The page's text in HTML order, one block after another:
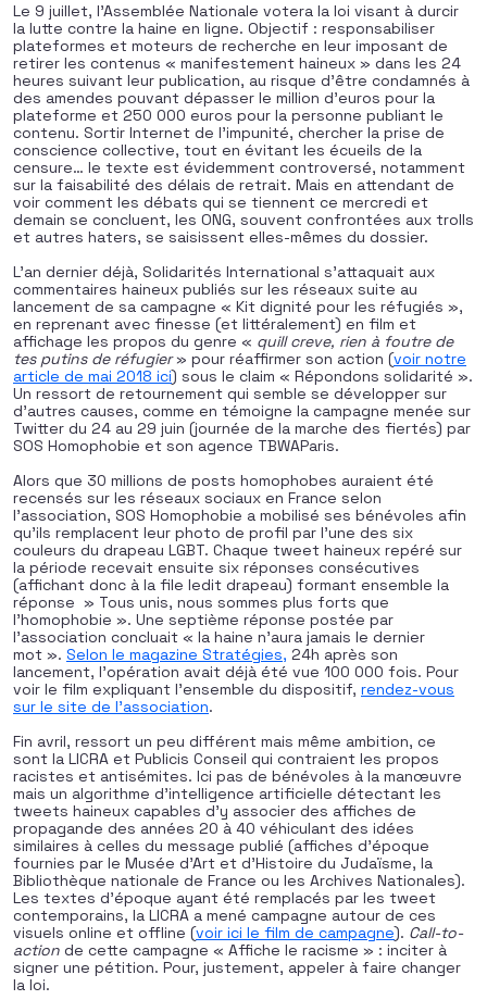
Le 9 juillet, l’Assemblée Nationale votera la loi visant à durcir
la lutte contre la haine en ligne. Objectif : responsabiliser
plateformes et moteurs de recherche en leur imposant de
retirer les contenus « manifestement haineux » dans les 24
heures suivant leur publication, au risque d’être condamnés à
des amendes pouvant dépasser le million d’euros pour la
plateforme et 250 000 euros pour la personne publiant le
contenu. Sortir Internet de l’impunité, chercher la prise de
conscience collective, tout en évitant les écueils de la
censure… le texte est évidemment controversé, notamment
sur la faisabilité des délais de retrait. Mais en attendant de
voir comment les débats qui se tiennent ce mercredi et
demain se concluent, les ONG, souvent confrontées aux trolls
et autres haters, se saisissent elles-mêmes du dossier.
L’an dernier déjà, Solidarités International s’attaquait aux
commentaires haineux publiés sur les réseaux suite au
lancement de sa campagne « Kit dignité pour les réfugiés »,
en reprenant avec finesse (et littéralement) en film et
affichage les propos du genre « quill creve, rien à foutre de
tes putins de réfugier» pour réaffirmer son action (voir notre
article de mai 2018 ici) sous le claim « Répondons solidarité ».
Un ressort de retournement qui semble se développer sur
d’autres causes, comme en témoigne la campagne menée sur
Twitter du 24 au 29 juin (journée de la marche des fiertés) par
SOS Homophobie et son agence TBWAParis.
Alors que 30 millions de posts homophobes auraient été
recensés sur les réseaux sociaux en France selon
l’association, SOS Homophobie a mobilisé ses bénévoles afin
qu’ils remplacent leur photo de profil par l’une des six
couleurs du drapeau LGBT. Chaque tweet haineux repéré sur
la période recevait ensuite six réponses consécutives
(affichant donc à la file ledit drapeau) formant ensemble la
réponse » Tous unis, nous sommes plus forts que
l’homophobie ». Une septième réponse postée par
l’association concluait « la haine n’aura jamais le dernier
mot ». Selon le magazine Stratégies, 24h après son
lancement, l’opération avait déjà été vue 100 000 fois. Pour
voir le film expliquant l’ensemble du dispositif, rendez-vous
sur le site de l’association.
Fin avril, ressort un peu différent mais même ambition, ce
sont la LICRA et Publicis Conseil qui contraient les propos
racistes et antisémites. Ici pas de bénévoles à la manœuvre
mais un algorithme d’intelligence artificielle détectant les
tweets haineux capables d’y associer des affiches de
propagande des années 20 à 40 véhiculant des idées
similaires à celles du message publié (affiches d’époque
fournies par le Musée d’Art et d’Histoire du Judaïsme, la
Bibliothèque nationale de France ou les Archives Nationales).
Les textes d’époque ayant été remplacés par les tweet
contemporains, la LICRA a mené campagne autour de ces
visuels online et offline (voir ici le film de campagne). Call-to-
action de cette campagne « Affiche le racisme » : inciter à
signer une pétition. Pour, justement, appeler à faire changer
la loi.